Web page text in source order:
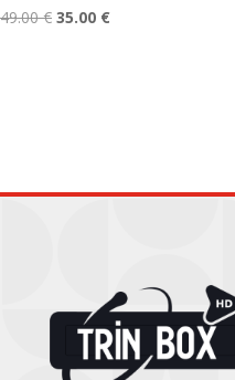
49.00€ Le
35.00 €Le